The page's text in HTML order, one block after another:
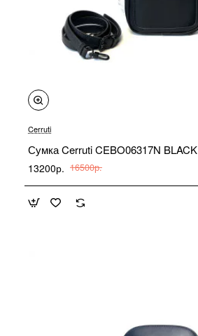
-20%
Cerruti
Сумка Cerruti CEBO06317N BLACK
13200р. 16500р.